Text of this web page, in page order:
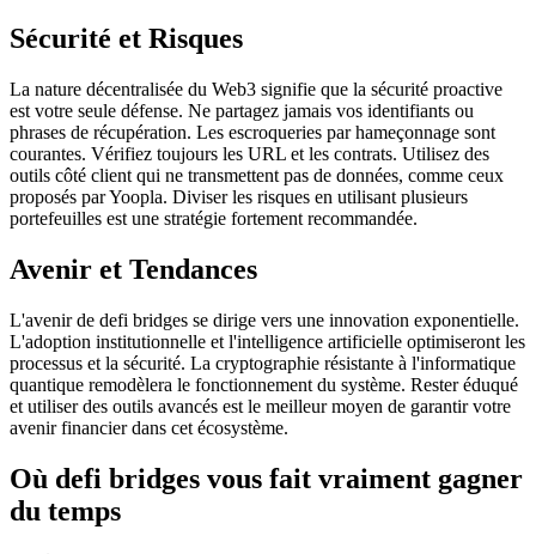
Sécurité et Risques
La nature décentralisée du Web3 signifie que la sécurité proactive
est votre seule défense. Ne partagez jamais vos identifiants ou
phrases de récupération. Les escroqueries par hameçonnage sont
courantes. Vérifiez toujours les URL et les contrats. Utilisez des
outils côté client qui ne transmettent pas de données, comme ceux
proposés par Yoopla. Diviser les risques en utilisant plusieurs
portefeuilles est une stratégie fortement recommandée.
Avenir et Tendances
L'avenir de defi bridges se dirige vers une innovation exponentielle.
L'adoption institutionnelle et l'intelligence artificielle optimiseront les
processus et la sécurité. La cryptographie résistante à l'informatique
quantique remodèlera le fonctionnement du système. Rester éduqué
et utiliser des outils avancés est le meilleur moyen de garantir votre
avenir financier dans cet écosystème.
Où defi bridges vous fait vraiment gagner
du temps